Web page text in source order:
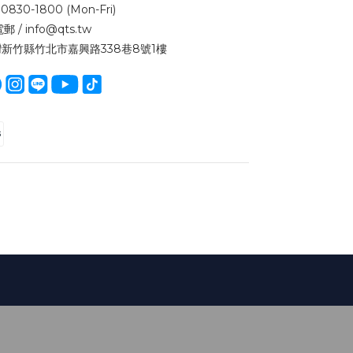
0830-1800 (Mon-Fri)
郵 / info@qts.tw
竹縣竹北市嘉興路338巷8號1樓